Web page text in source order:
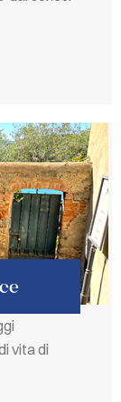
vita di